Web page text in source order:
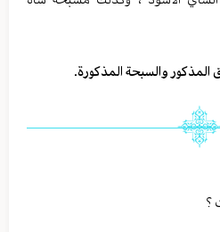
المذكور والسبحة المذكورة.
؟